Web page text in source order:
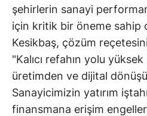
şehirlerin sanayi
için kritik bir öneme sahip
Kesikbaş, çözüm
"Kalıcı refahın yolu
üretimden ve dijital
Sanayicimizin yatırım
finansmana erişim